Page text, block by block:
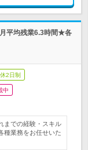
平均残業6.3時間★各
2日制
中
までの経験・スキル
種業務をお任せいた